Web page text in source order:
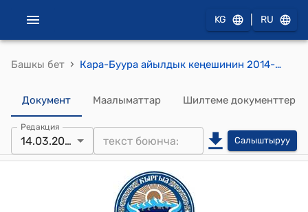
KG RU
Башкы бет › Кара-Буура айылдык кеңешинин 2014-жылдын 14-мартындагы № 3 (Кара-Буура айылдык кеңешинин VI-чакырылышынын депутаты Торобеков Канат Барпыбековичтин депутаттык ыйгарым укугун токтотуу жөнүндө) токтому
Документ Маалыматтар Шилтеме документтер
Редакция
14.03.2014 Салыштыруу